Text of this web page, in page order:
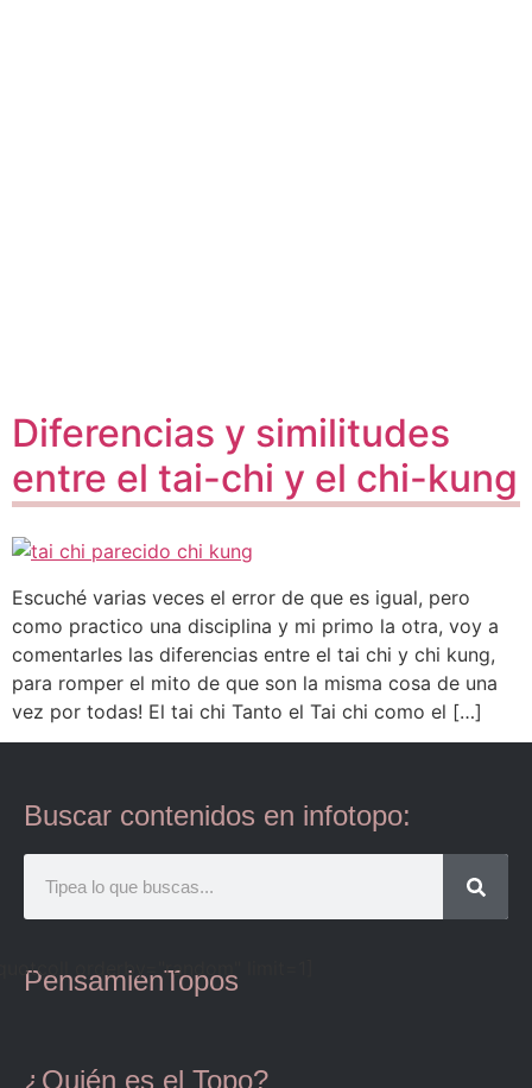
Diferencias y similitudes
entre el tai-chi y el chi-kung
Escuché varias veces el error de que es igual, pero
como practico una disciplina y mi primo la otra, voy a
comentarles las diferencias entre el tai chi y chi kung,
para romper el mito de que son la misma cosa de una
vez por todas! El tai chi Tanto el Tai chi como el […]
Buscar contenidos en infotopo:
PensamienTopos
orderby="random" limit=1]
¿Quién es el Topo?